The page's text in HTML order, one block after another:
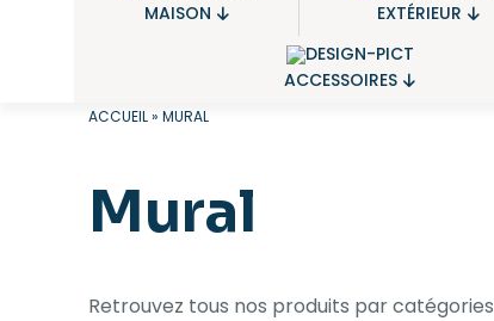
MAISON EXTÉRIEUR
ACCESSOIRES
ACCUEIL» MURAL
Mural
Retrouvez tous nos produits par catégories